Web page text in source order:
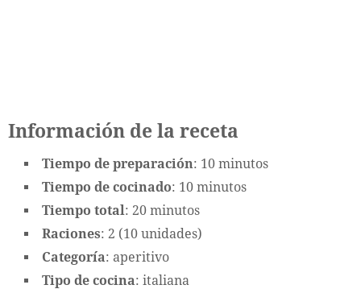
Información de la receta
Tiempo de preparación: 10 minutos
Tiempo de cocinado: 10 minutos
Tiempo total : 20 minutos
Raciones: 2 (10 unidades)
Categoría: aperitivo
Tipo de cocina: italiana